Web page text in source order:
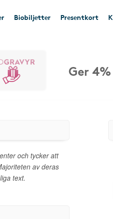
Biobiljetter Presentkort
Ger 4%
och tycker att
av deras
text.